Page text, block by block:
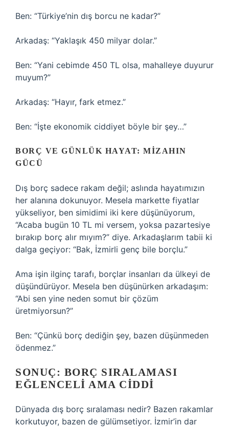
Ben: “Türkiye’nin dış borcu ne kadar?”
Arkadaş: “Yaklaşık 450 milyar dolar.”
Ben: “Yani cebimde 450 TL olsa, mahalleye duyurur
muyum?”
Arkadaş: “Hayır, fark etmez.”
Ben: “İşte ekonomik ciddiyet böyle bir şey…”
BORÇ VE GÜNLÜK HAYAT: MIZAHIN
GÜCÜ
Dış borç sadece rakam değil; aslında hayatımızın
her alanına dokunuyor. Mesela markette fiyatlar
yükseliyor, ben simidimi iki kere düşünüyorum,
“Acaba bugün 10 TL mi versem, yoksa pazartesiye
bırakıp borç alır mıyım?” diye. Arkadaşlarım tabii ki
dalga geçiyor: “Bak, İzmirli genç bile borçlu.”
Ama işin ilginç tarafı, borçlar insanları da ülkeyi de
düşündürüyor. Mesela ben düşünürken arkadaşım:
“Abi sen yine neden somut bir çözüm
üretmiyorsun?”
Ben: “Çünkü borç dediğin şey, bazen düşünmeden
ödenmez.”
SONUÇ: BORÇ SIRALAMASI
EĞLENCELI AMA CIDDI
Dünyada dış borç sıralaması nedir? Bazen rakamlar
korkutuyor, bazen de gülümsetiyor. İzmir’in dar